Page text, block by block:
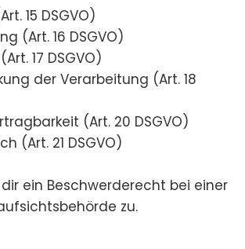
15 DSGVO)
(Art. 16 DSGVO)
17 DSGVO)
der Verarbeitung (Art. 18
(Art. 20 DSGVO)
(Art. 21 DSGVO)
ein Beschwerderecht bei einer
zu.